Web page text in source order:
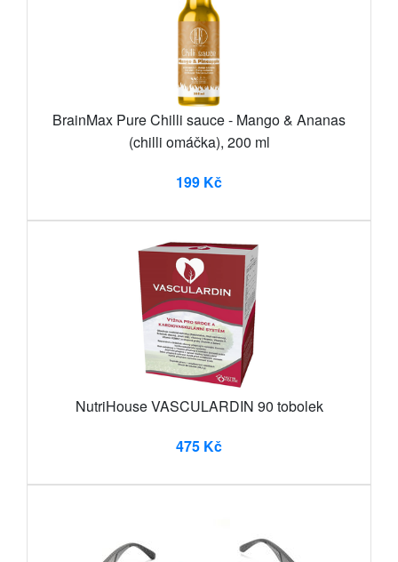
BrainMax Pure Chilli sauce - Mango & Ananas
(chilli omáčka), 200 ml
199 Kč
NutriHouse VASCULARDIN 90 tobolek
475 Kč